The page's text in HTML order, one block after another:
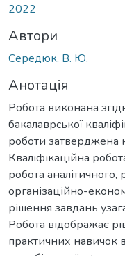
2022
Автори
Середюк, В. Ю.
Анотація
Робота виконана
бакалаврської
роботи затверджена
Кваліфікаційна
робота аналітичного,
організаційно-
рішення завдань
Робота відображає
практичних навичок